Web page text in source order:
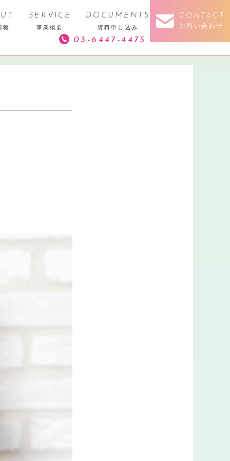
CONTACT
お問い合わせ
報
SERVICE
事業概要
DOCUMENTS
資料申し込み
03-6447-4475